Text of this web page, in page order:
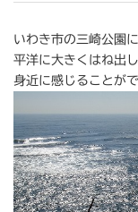
いわき市の三崎公園
平洋に大きくはね出
身近に感じることがで